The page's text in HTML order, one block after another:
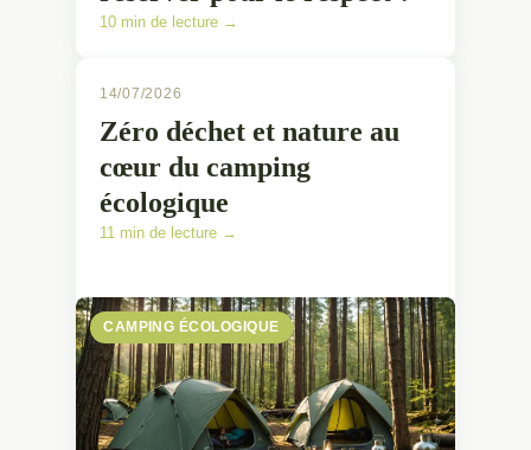
10 min de lecture →
CAMPING ÉCOLOGIQUE
14/07/2026
Zéro déchet et nature au
cœur du camping
écologique
11 min de lecture →